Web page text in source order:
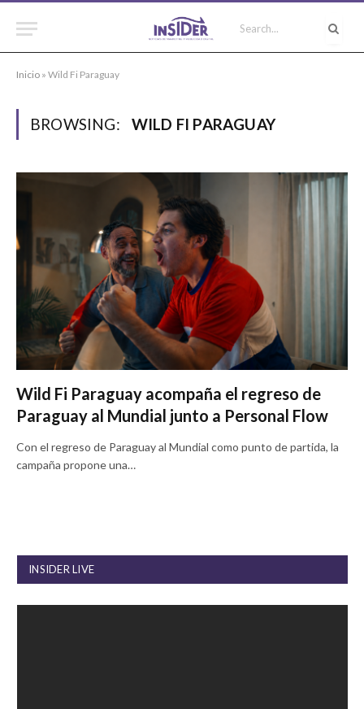
Inicio » Wild Fi Paraguay
BROWSING: WILD FI PARAGUAY
Wild Fi Paraguay acompaña el regreso de
Paraguay al Mundial junto a Personal Flow
Con el regreso de Paraguay al Mundial como punto de partida, la
campaña propone una…
INSIDER LIVE